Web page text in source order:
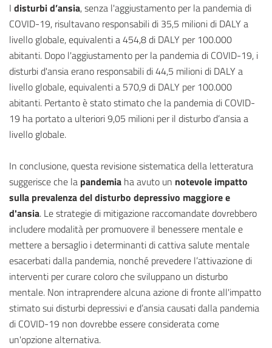
I disturbi d’ansia, senza l'aggiustamento per la pandemia di
COVID-19, risultavano responsabili di 35,5 milioni di DALY a
livello globale, equivalenti a 454,8 di DALY per 100.000
abitanti. Dopo l'aggiustamento per la pandemia di COVID-19, i
disturbi d'ansia erano responsabili di 44,5 milioni di DALY a
livello globale, equivalenti a 570,9 di DALY per 100.000
abitanti. Pertanto è stato stimato che la pandemia di COVID-
19 ha portato a ulteriori 9,05 milioni per il disturbo d’ansia a
livello globale.
In conclusione, questa revisione sistematica della letteratura
suggerisce che la pandemia ha avuto un notevole impatto
sulla prevalenza del disturbo depressivo maggiore e
d'ansia. Le strategie di mitigazione raccomandate dovrebbero
includere modalità per promuovere il benessere mentale e
mettere a bersaglio i determinanti di cattiva salute mentale
esacerbati dalla pandemia, nonché prevedere l’attivazione di
interventi per curare coloro che sviluppano un disturbo
mentale. Non intraprendere alcuna azione di fronte all'impatto
stimato sui disturbi depressivi e d’ansia causati dalla pandemia
di COVID-19 non dovrebbe essere considerata come
un'opzione alternativa.